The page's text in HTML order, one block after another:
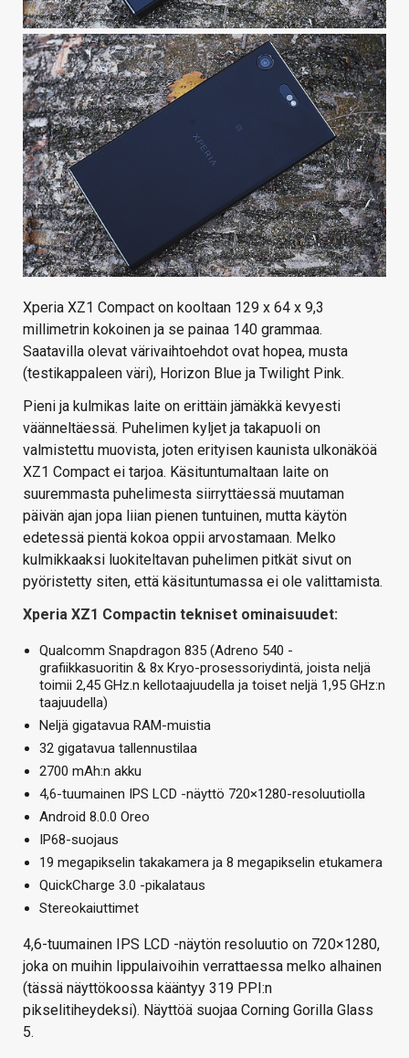
Xperia XZ1 Compact on kooltaan 129 x 64 x 9,3
millimetrin kokoinen ja se painaa 140 grammaa.
Saatavilla olevat värivaihtoehdot ovat hopea, musta
(testikappaleen väri), Horizon Blue ja Twilight Pink.
Pieni ja kulmikas laite on erittäin jämäkkä kevyesti
väänneltäessä. Puhelimen kyljet ja takapuoli on
valmistettu muovista, joten erityisen kaunista ulkonäköä
XZ1 Compact ei tarjoa. Käsituntumaltaan laite on
suuremmasta puhelimesta siirryttäessä muutaman
päivän ajan jopa liian pienen tuntuinen, mutta käytön
edetessä pientä kokoa oppii arvostamaan. Melko
kulmikkaaksi luokiteltavan puhelimen pitkät sivut on
pyöristetty siten, että käsituntumassa ei ole valittamista.
Xperia XZ1 Compactin tekniset ominaisuudet:
Qualcomm Snapdragon 835 (Adreno 540 -
grafiikkasuoritin & 8x Kryo-prosessoriydintä, joista neljä
toimii 2,45 GHz.n kellotaajuudella ja toiset neljä 1,95 GHz:n
taajuudella)
Neljä gigatavua RAM-muistia
32 gigatavua tallennustilaa
2700 mAh:n akku
4,6-tuumainen IPS LCD -näyttö 720×1280-resoluutiolla
Android 8.0.0 Oreo
IP68-suojaus
19 megapikselin takakamera ja 8 megapikselin etukamera
QuickCharge 3.0 -pikalataus
Stereokaiuttimet
4,6-tuumainen IPS LCD -näytön resoluutio on 720×1280,
joka on muihin lippulaivoihin verrattaessa melko alhainen
(tässä näyttökoossa kääntyy 319 PPI:n
pikselitiheydeksi). Näyttöä suojaa Corning Gorilla Glass
5.